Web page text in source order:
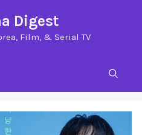
Digest
Film, & Serial TV